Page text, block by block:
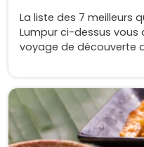
La liste des 7 meilleurs
Lumpur ci-dessus vous
voyage de découverte